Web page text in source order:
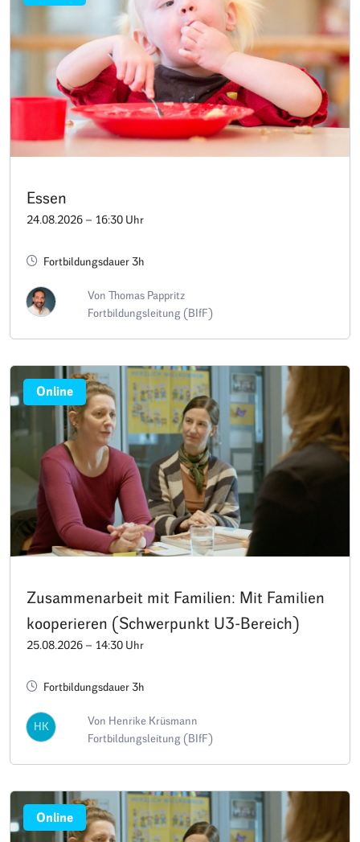
Essen
24.08.2026 – 16:30 Uhr
Fortbildungsdauer 3h
Von Thomas Pappritz
Fortbildungsleitung (BIfF)
Online
Zusammenarbeit mit Familien: Mit Familien
kooperieren (Schwerpunkt U3-Bereich)
25.08.2026 – 14:30 Uhr
Fortbildungsdauer 3h
HK
Von Henrike Krüsmann
Fortbildungsleitung (BIfF)
Online